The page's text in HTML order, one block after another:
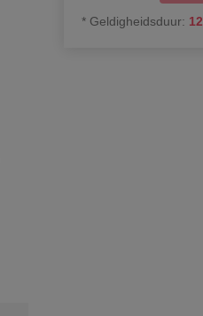
* Geldigheidsduur: 12